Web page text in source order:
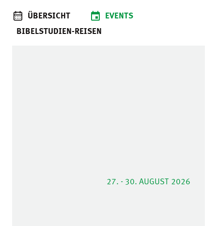
ÜBERSICHT
EVENTS
BIBELSTUDIEN-REISEN
27. - 30. AUGUST 2026